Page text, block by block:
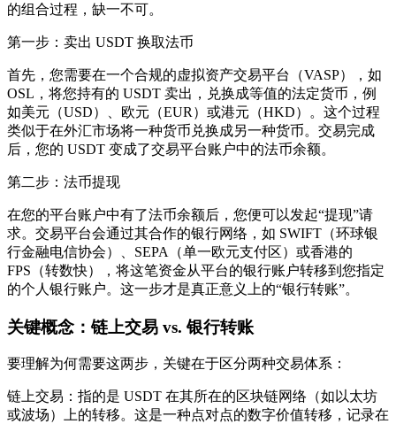
的组合过程，缺一不可。
第一步：卖出 USDT 换取法币
首先，您需要在一个合规的虚拟资产交易平台（VASP），如
OSL，将您持有的 USDT 卖出，兑换成等值的法定货币，例
如美元（USD）、欧元（EUR）或港元（HKD）。这个过程
类似于在外汇市场将一种货币兑换成另一种货币。交易完成
后，您的 USDT 变成了交易平台账户中的法币余额。
第二步：法币提现
在您的平台账户中有了法币余额后，您便可以发起“提现”请
求。交易平台会通过其合作的银行网络，如 SWIFT（环球银
行金融电信协会）、SEPA（单一欧元支付区）或香港的
FPS（转数快），将这笔资金从平台的银行账户转移到您指定
的个人银行账户。这一步才是真正意义上的“银行转账”。
关键概念：链上交易 vs. 银行转账
要理解为何需要这两步，关键在于区分两种交易体系：
链上交易 ：指的是 USDT 在其所在的区块链网络（如以太坊
或波场）上的转移。这是一种点对点的数字价值转移，记录在